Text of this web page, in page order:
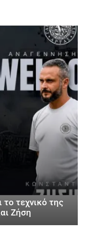
το τεχνικό της
Ζήση